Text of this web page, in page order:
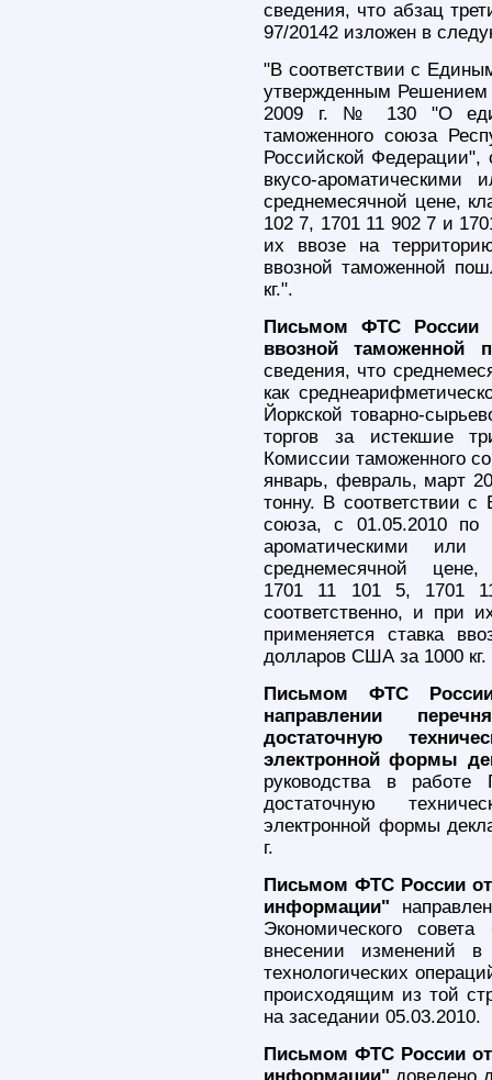
сведения, что абзац
97/20142 изложен в
"В соответствии с
утвержденным Решением
2009 г. № 130 "О
таможенного союза
Российской Федерации",
вкусо-ароматическими
среднемесячной цене,
102 7, 1701 11 902 7 и
их ввозе на
ввозной таможенной
кг.".
Письмом ФТС России
ввозной таможенной
сведения, что
как
Йоркской товарно-
торгов за истекшие
Комиссии таможенного
январь, февраль, март
тонну. В соответствии
союза, с 01.05.2010 по
ароматическими или
среднемесячной
1701 11 101 5,
соответственно, и при
применяется ставка
долларов США за 1000 кг.
Письмом ФТС
направлении
достаточную
электронной формы
руководства в работе
достаточную
электронной формы
г.
Письмом ФТС России от
информации"
Экономического
внесении изменений в
технологических
происходящим из той
на заседании 05.03.2010.
Письмом ФТС России от